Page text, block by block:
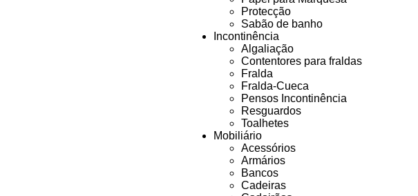
Protecção
Sabão de banho
Incontinência
Algaliação
Contentores para fraldas
Fralda
Fralda-Cueca
Pensos Incontinência
Resguardos
Toalhetes
Mobiliário
Acessórios
Armários
Bancos
Cadeiras